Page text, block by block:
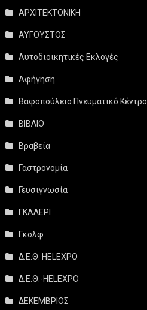
ΑΡΧΙΤΕΚΤΟΝΙΚΗ
ΑΥΓΟΥΣΤΟΣ
Αυτοδιοικητικές Εκλογές
Αφήγηση
Βαφοπούλειο Πνευματικό Κέντρο
ΒΙΒΛΙΟ
Βραβεία
Γαστρονομία
Γευσιγνωσία
ΓΚΑΛΕΡΙ
Γκολφ
Δ.Ε.Θ. HELEXPO
Δ.Ε.Θ.-HELEXPO
ΔΕΚΕΜΒΡΙΟΣ